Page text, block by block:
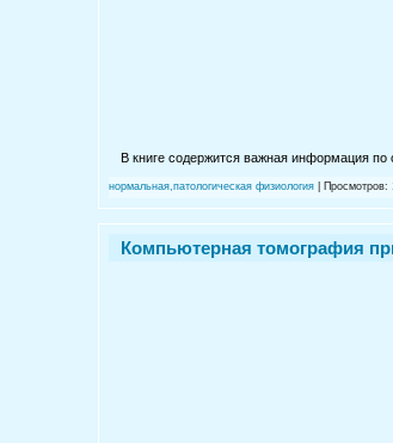
В книге содержится важная информация по
нормальная,патологическая физиология | Просмотров:
Компьютерная томография